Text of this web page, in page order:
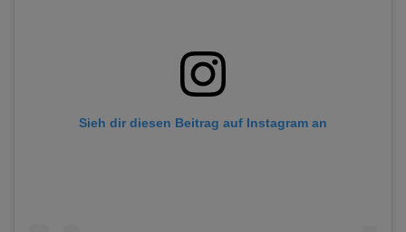
Sieh dir diesen Beitrag auf Instagram an